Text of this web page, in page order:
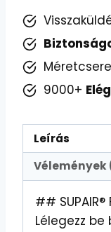
Szabadidőben
mennyiség
Méretcsere
9000+
Leírás
Vélemények
## SUPAIR®
Lélegezz